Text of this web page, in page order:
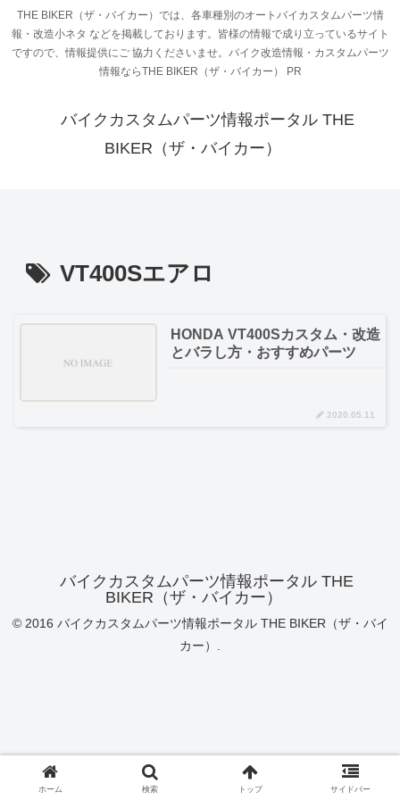
THE BIKER（ザ・バイカー）では、各車種別のオートバイカスタムパーツ情
報・改造小ネタ などを掲載しております。皆様の情報で成り立っているサイト
ですので、情報提供にご 協力くださいませ。バイク改造情報・カスタムパーツ
情報ならTHE BIKER（ザ・バイカー） PR
バイクカスタムパーツ情報ポータル THE
BIKER（ザ・バイカー）
VT400Sエアロ
HONDA VT400Sカスタム・改造
とバラし方・おすすめパーツ
2020.05.11
バイクカスタムパーツ情報ポータル THE
BIKER（ザ・バイカー）
© 2016 バイクカスタムパーツ情報ポータル THE BIKER（ザ・バイ
カー）.
ホーム 検索 トップ サイドバー